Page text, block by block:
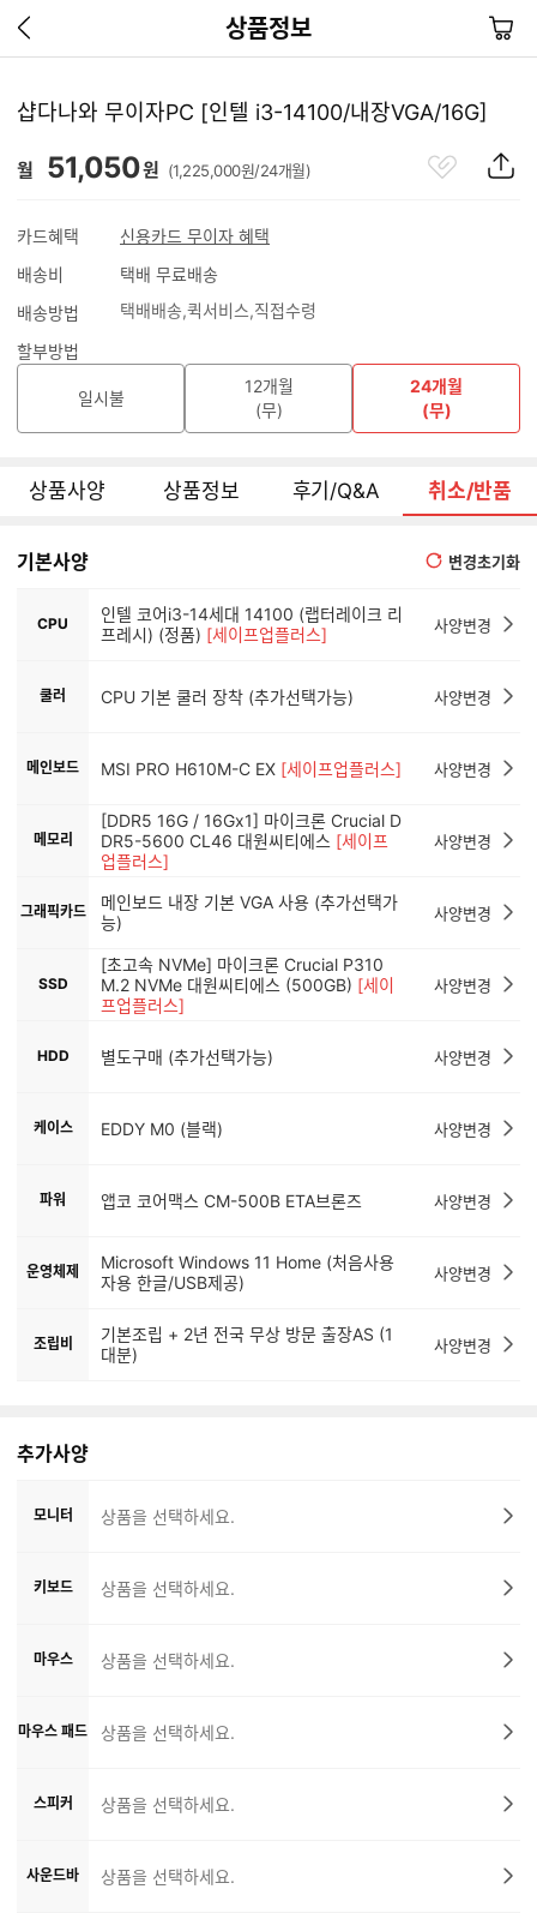
상품정보
이
지
기
장
바
샵다나와 무이자PC [인텔 i3-14100/내장VGA/16G]
월 51,050원 (1,225,000원/24개월)
카드혜택
신용카드 무이자 혜택
배송비
택배 무료배송
배송방법
택배배송 퀵서비스 직접수령
할부방법
일시불
12개월
(무)
24개월
(무)
상품사양 상품정보 후기/Q&A 취소/반품
기본사양 변경초기화
CPU
인텔 코어i3-14세대 14100 (랩터레이크 리
프레시) (정품) [세이프업플러스] 사양변경
쿨러 CPU 기본 쿨러 장착 (추가선택가능) 사양변경
메인보드 MSI PRO H610M-C EX [세이프업플러스] 사양변경
메모리
[DDR5 16G / 16Gx1] 마이크론 Crucial D
DR5-5600 CL46 대원씨티에스 [세이프
업플러스]
사양변경
그래픽카드
메인보드 내장 기본 VGA 사용 (추가선택가
능)
사양변경
SSD
[초고속 NVMe] 마이크론 Crucial P310
M.2 NVMe 대원씨티에스 (500GB) [세이
프업플러스]
사양변경
HDD 별도구매 (추가선택가능) 사양변경
케이스 EDDY M0 (블랙) 사양변경
파워 앱코 코어맥스 CM-500B ETA브론즈 사양변경
운영체제
Microsoft Windows 11 Home (처음사용
자용 한글/USB제공)
사양변경
조립비
기본조립 + 2년 전국 무상 방문 출장AS (1
대분)
사양변경
추가사양
모니터 상품을 선택하세요.
키보드 상품을 선택하세요.
마우스 상품을 선택하세요.
마우스 패드 상품을 선택하세요.
스피커 상품을 선택하세요.
사운드바 상품을 선택하세요.